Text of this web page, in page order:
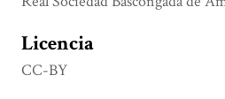
Licencia
CC-BY